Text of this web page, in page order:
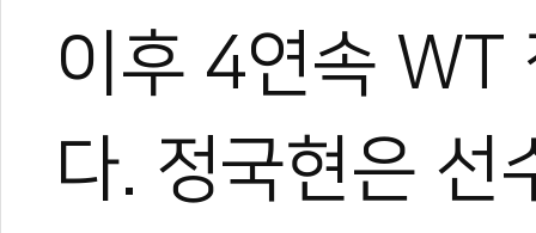
이후 4연속 WT
다. 정국현은 선